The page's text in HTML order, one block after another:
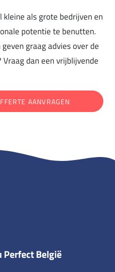
als grote bedrijven en
potentie te benutten.
graag advies over de
dan een vrijblijvende
AANVRAGEN
Perfect België